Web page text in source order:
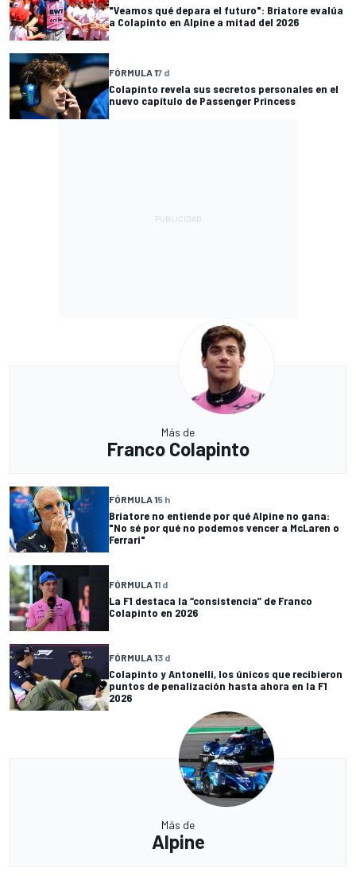
"Veamos qué depara el futuro": Briatore evalúa
a Colapinto en Alpine a mitad del 2026
FÓRMULA 17 d
Colapinto revela sus secretos personales en el
nuevo capítulo de Passenger Princess
Más de
Franco Colapinto
FÓRMULA 15 h
Briatore no entiende por qué Alpine no gana:
"No sé por qué no podemos vencer a McLaren o
Ferrari"
FÓRMULA 11 d
La F1 destaca la “consistencia” de Franco
Colapinto en 2026
FÓRMULA 13 d
Colapinto y Antonelli, los únicos que recibieron
puntos de penalización hasta ahora en la F1
2026
Más de
Alpine